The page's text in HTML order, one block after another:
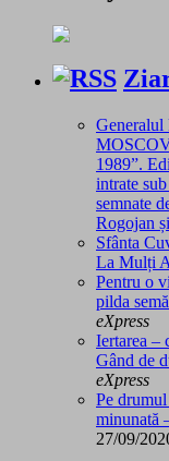
Generalul
1989”.
intrate
semnate
Rogojan
Sfânta
La Mulți
Pentru o
pilda
eXpress
Iertarea –
Gând de
eXpress
Pe
minunată
27/09/